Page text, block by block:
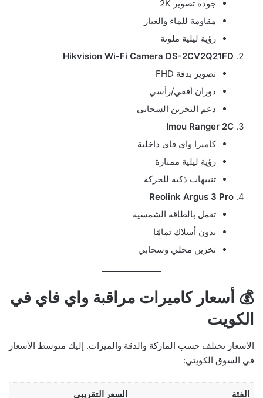
جودة تصوير 2K
مقاومة للماء والغبار
رؤية ليلية ملونة
Hikvision Wi-Fi Camera DS-2CV2Q21FD
تصوير بدقة FHD
دوران أفقي/رأسي
دعم التخزين السحابي
Imou Ranger 2C
كاميرا واي فاي داخلية
رؤية ليلية ممتازة
تنبيهات ذكية للحركة
Reolink Argus 3 Pro
تعمل بالطاقة الشمسية
بدون أسلاك تمامًا
تخزين محلي وسحابي
💰 أسعار كاميرات مراقبة واي فاي في
الكويت
الأسعار تختلف حسب الماركة والدقة والميزات. إليك متوسط الأسعار
في السوق الكويتي:
الفئة السعر التقريبي